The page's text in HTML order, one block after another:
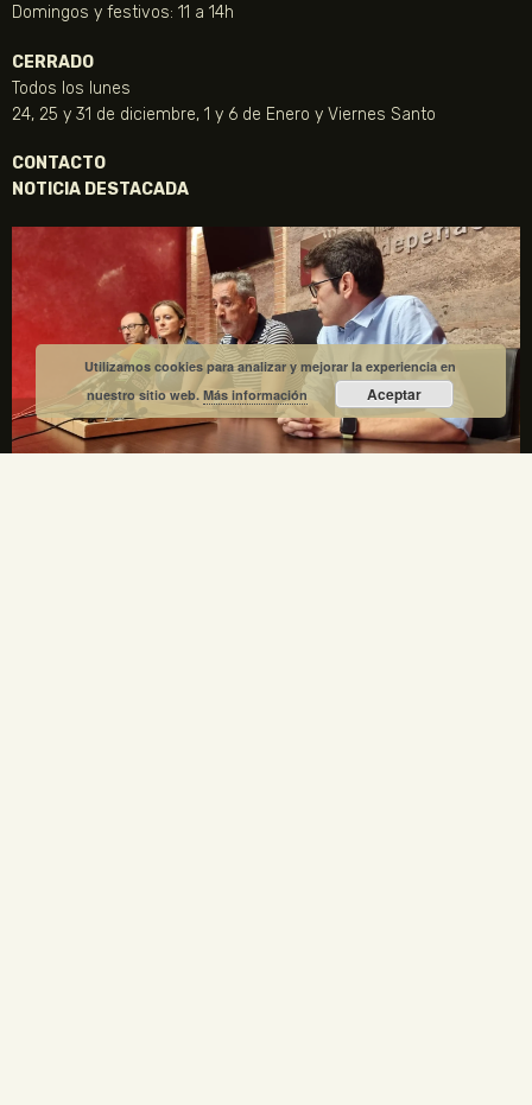
Domingos y festivos: 11 a 14h
CERRADO
Todos los lunes
24, 25 y 31 de diciembre, 1 y 6 de Enero y Viernes Santo
CONTACTO
NOTICIA DESTACADA
Utilizamos cookies para analizar y mejorar la experiencia en
nuestro sitio web.Más información Aceptar